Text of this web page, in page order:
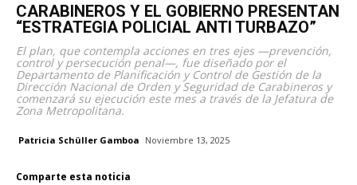
CARABINEROS Y EL GOBIERNO PRESENTAN
“ESTRATEGIA POLICIAL ANTI TURBAZO”
El plan, que contempla acciones en tres ejes —prevención,
control y persecución penal—, fue diseñado por el
Departamento de Planificación y Control de Gestión de la
Dirección Nacional de Orden y Seguridad de Carabineros y
comenzará su ejecución este mes a través de la Jefatura de
Zona Metropolitana.
Patricia Schüller Gamboa Noviembre 13, 2025
Comparte esta noticia